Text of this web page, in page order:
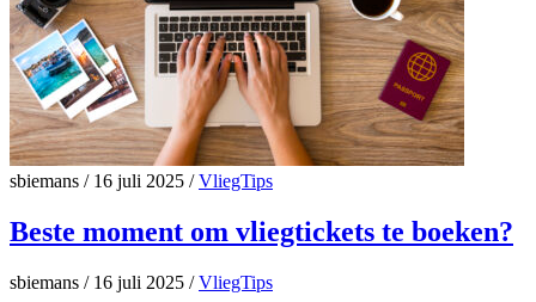
sbiemans /16 juli 2025 / VliegTips
Beste moment om vliegtickets te boeken?
sbiemans /16 juli 2025 / VliegTips